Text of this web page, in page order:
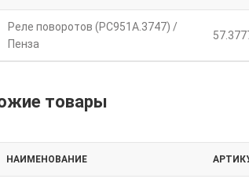
Реле поворотов (РС951А.3747) /
Пенза
товары
НАИМЕНОВАНИЕ